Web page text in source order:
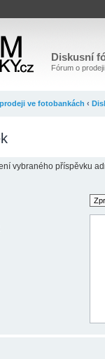
Diskusní
Fórum o
ve fotobankách ‹
vybraného příspěvku